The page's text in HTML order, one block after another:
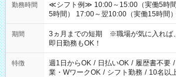
勤務時間
≪シフト例≫ 10:00～15:00（実働5時
5時間） 17:00～翌10:00（実働15時間）など ご希望に
働く時間は調整できます！ お気軽に担
期間
3ヵ月までの短期 ※職場が気に入れば
即日勤務もOK！
特徴 週1日からOK / 日払いOK / 履歴書不要 /
業・WワークOK / シフト勤務 / 10名以